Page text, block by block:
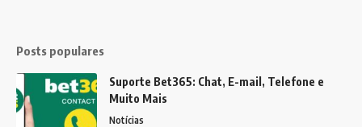
Posts populares
Suporte Bet365: Chat, E-mail, Telefone e
Muito Mais
Notícias